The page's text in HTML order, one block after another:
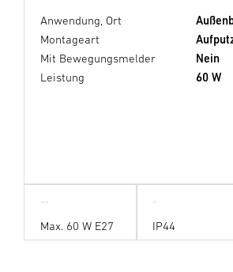
Anwendung, Ort
Montageart
Mit Bewegungsmelder
Nein
Leistung
60 W
Max. 60 W E27 IP44